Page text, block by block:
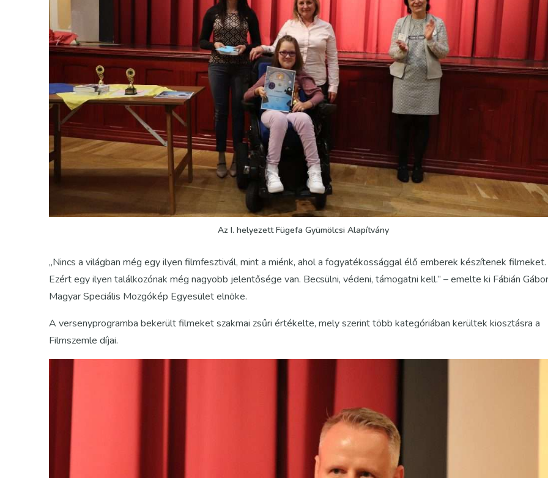
Az I. helyezett Fügefa Gyümölcsi Alapítvány
„Nincs a világban még egy ilyen filmfesztivál, mint a miénk, ahol a fogyatékossággal élő emberek készítenek filmeket.
Ezért egy ilyen találkozónak még nagyobb jelentősége van. Becsülni, védeni, támogatni kell.” – emelte ki Fábián
Magyar Speciális Mozgókép Egyesület elnöke.
A versenyprogramba bekerült filmeket szakmai zsűri értékelte, mely szerint több kategóriában kerültek kiosztásra a
Filmszemle díjai.